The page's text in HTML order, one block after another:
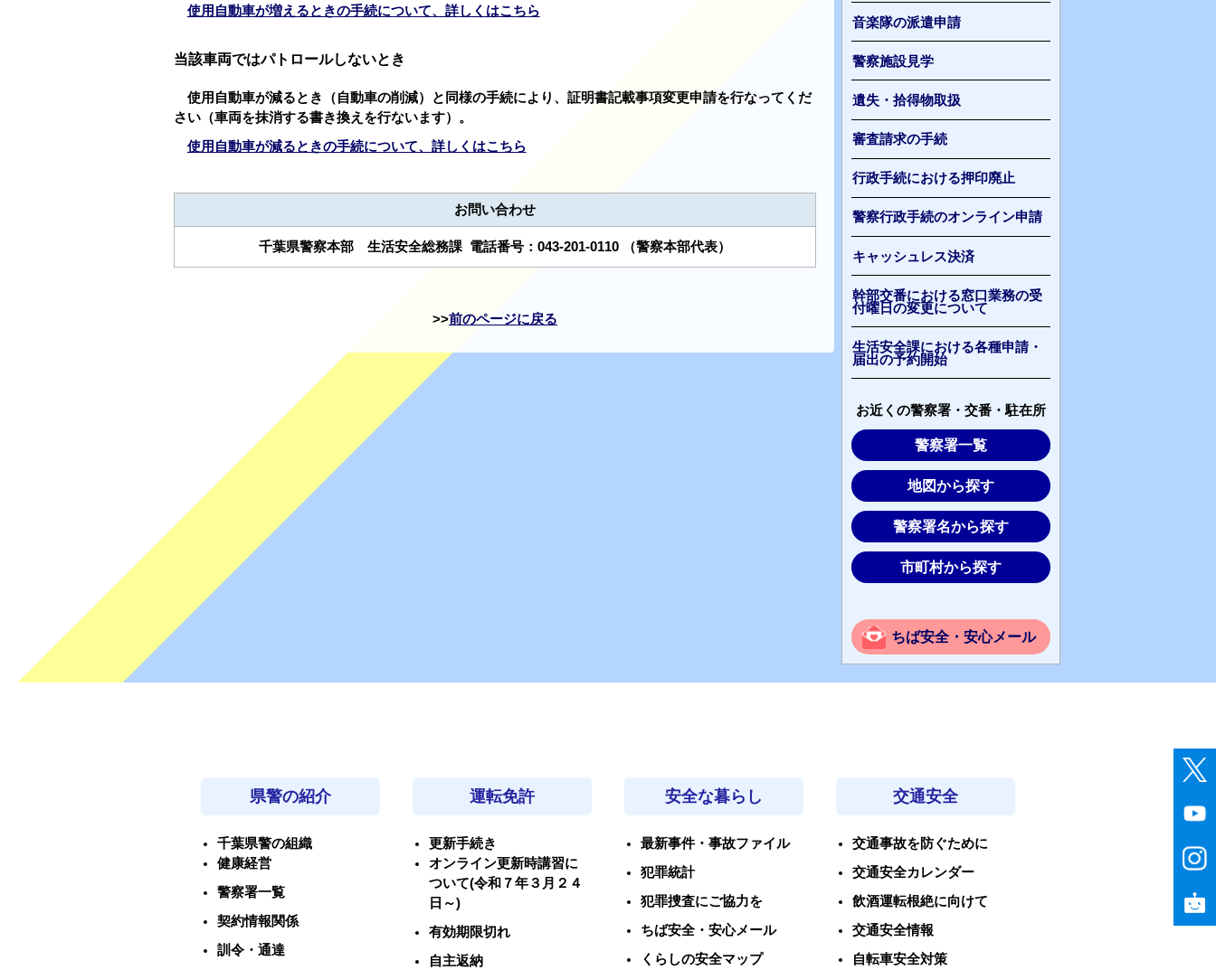
使用自動車が増えるときの手続について、詳しくはこちら
当該車両ではパトロールしないとき
使用自動車が減るとき（自動車の削減）と同様の手続により、証明書記載事項変更申請を行なってくだ
さい（車両を抹消する書き換えを行ないます）。
使用自動車が減るときの手続について、詳しくはこちら
お問い合わせ
千葉県警察本部 生活安全総務課 電話番号： 043-201-0110 （警察本部代表）
前のページに戻る
音楽隊の派遣申請
警察施設見学
遺失・拾得物取扱
審査請求の手続
行政手続における押印廃止
警察行政手続のオンライン申請
キャッシュレス決済
幹部交番における窓口業務の受
付曜日の変更について
生活安全課における各種申請・
届出の予約開始
お近くの警察署・交番・駐在所
警察署一覧
地図から探す
警察署名から探す
市町村から探す
ちば安全・安心メール
県警の紹介
千葉県警の組織
健康経営
警察署一覧
契約情報関係
訓令・通達
運転免許
更新手続き
オンライン更新時講習に
ついて(令和７年３月２４
日～)
有効期限切れ
自主返納
安全な暮らし
最新事件・事故ファイル
犯罪統計
犯罪捜査にご協力を
ちば安全・安心メール
くらしの安全マップ
交通安全
交通事故を防ぐために
交通安全カレンダー
飲酒運転根絶に向けて
交通安全情報
自転車安全対策